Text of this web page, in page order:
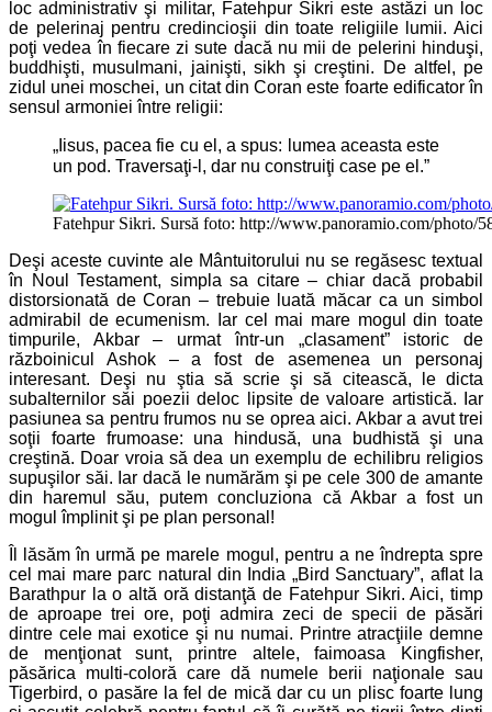
loc administrativ şi militar, Fatehpur Sikri este astăzi un loc
de pelerinaj pentru credincioşii din toate religiile lumii. Aici
poţi vedea în fiecare zi sute dacă nu mii de pelerini hinduşi,
buddhişti, musulmani, jainişti, sikh şi creştini. De altfel, pe
zidul unei moschei, un citat din Coran este foarte edificator în
sensul armoniei între religii:
„Iisus, pacea fie cu el, a spus: lumea aceasta este
un pod. Traversaţi-l, dar nu construiţi case pe el.”
Fatehpur Sikri. Sursă foto: http://www.panoramio.com/photo/
Deşi aceste cuvinte ale Mântuitorului nu se regăsesc textual
în Noul Testament, simpla sa citare – chiar dacă probabil
distorsionată de Coran – trebuie luată măcar ca un simbol
admirabil de ecumenism. Iar cel mai mare mogul din toate
timpurile, Akbar – urmat într-un „clasament” istoric de
războinicul Ashok – a fost de asemenea un personaj
interesant. Deşi nu ştia să scrie şi să citească, le dicta
subalternilor săi poezii deloc lipsite de valoare artistică. Iar
pasiunea sa pentru frumos nu se oprea aici. Akbar a avut trei
soţii foarte frumoase: una hindusă, una budhistă şi una
creştină. Doar vroia să dea un exemplu de echilibru religios
supuşilor săi. Iar dacă le numărăm şi pe cele 300 de amante
din haremul său, putem concluziona că Akbar a fost un
mogul împlinit şi pe plan personal!
Îl lăsăm în urmă pe marele mogul, pentru a ne îndrepta spre
cel mai mare parc natural din India „Bird Sanctuary”, aflat la
Barathpur la o altă oră distanţă de Fatehpur Sikri. Aici, timp
de aproape trei ore, poţi admira zeci de specii de păsări
dintre cele mai exotice şi nu numai. Printre atracţiile demne
de menţionat sunt, printre altele, faimoasa Kingfisher,
păsărica multi-coloră care dă numele berii naţionale sau
Tigerbird, o pasăre la fel de mică dar cu un plisc foarte lung